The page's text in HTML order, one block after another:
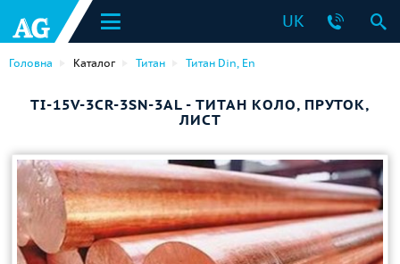
UK
Головна Каталог Титан Титан Din, En
TI-15V-3CR-3SN-3AL - ТИТАН КОЛО, ПРУТОК,
ЛИСТ